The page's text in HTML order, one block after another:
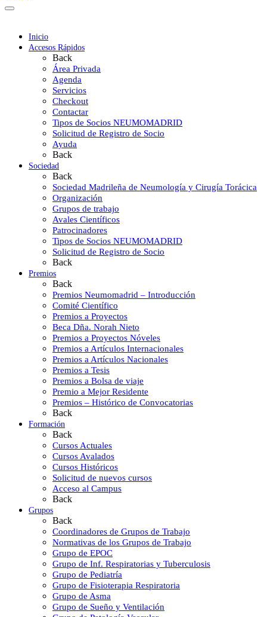
Inicio
Accesos Rápidos
Back
Área Privada
Agenda
Servicios
Checkout
Contactar
Tipos de Socios NEUMOMADRID
Solicitud de Registro de Socio
Ayuda
Back
Sociedad
Back
Sociedad Madrileña de Neumología y Cirugía Torácica
Organización
Grupos de trabajo
Avales Científicos
Patrocinadores
Tipos de Socios NEUMOMADRID
Solicitud de Registro de Socio
Back
Premios
Back
Premios Neumomadrid – Introducción
Comité Científico
Premios a Proyectos
Beca Dña. Norah Nieto
Premios a Proyectos Nóveles
Premios a Artículos Internacionales
Premios a Artículos Nacionales
Premios a Tesis
Premios a Bolsa de viaje
Premio a Mejor Residente
Premios – Histórico de Convocatorias
Back
Formación
Back
Cursos Actuales
Cursos Avalados
Cursos Históricos
Solicitud de nuevos cursos
Acceso al Campus
Back
Grupos
Back
Coordinadores de Grupos de Trabajo
Normativas de los Grupos de Trabajo
Grupo de EPOC
Grupo de Inf. Respiratorias y Tuberculosis
Grupo de Pediatría
Grupo de Fisioterapia Respiratoria
Grupo de Asma
Grupo de Sueño y Ventilación